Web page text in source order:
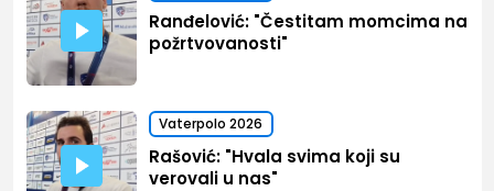
Ranđelović: "Čestitam momcima na
požrtvovanosti"
Vaterpolo 2026
Rašović: "Hvala svima koji su
verovali u nas"